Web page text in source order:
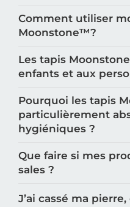
Comment utiliser
Moonstone™️?
Les tapis
enfants et aux
Pourquoi les tapis
particulièrement
hygiéniques ?
Que faire si mes
sales ?
J’ai cassé ma